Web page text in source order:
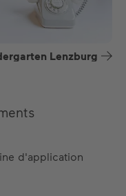
Lenzburg
d'application